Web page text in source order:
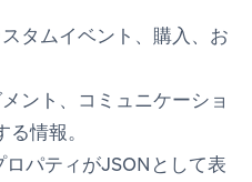
タムイベント、購入、お
ント、コミュニケーショ
情報。
パティがJSONとして表